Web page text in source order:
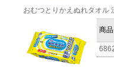
おむつとりかえぬれタオル
商